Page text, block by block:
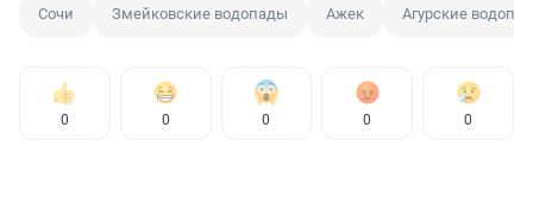
Сочи Змейковские водопады Ажек Агурские
0 0 0 0 0